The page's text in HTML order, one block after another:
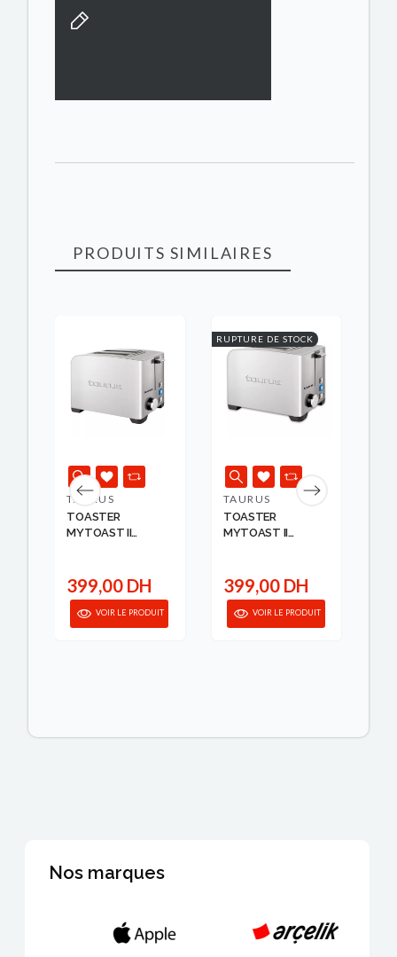
PRODUITS SIMILAIRES
TAURUS
TOASTER
MYTOAST II
399,00 DH
VOIR LE PRODUIT
RUPTURE DE STOCK
TAURUS
TOASTER
MYTOAST II
399,00 DH
VOIR LE PRODUIT
Nos marques